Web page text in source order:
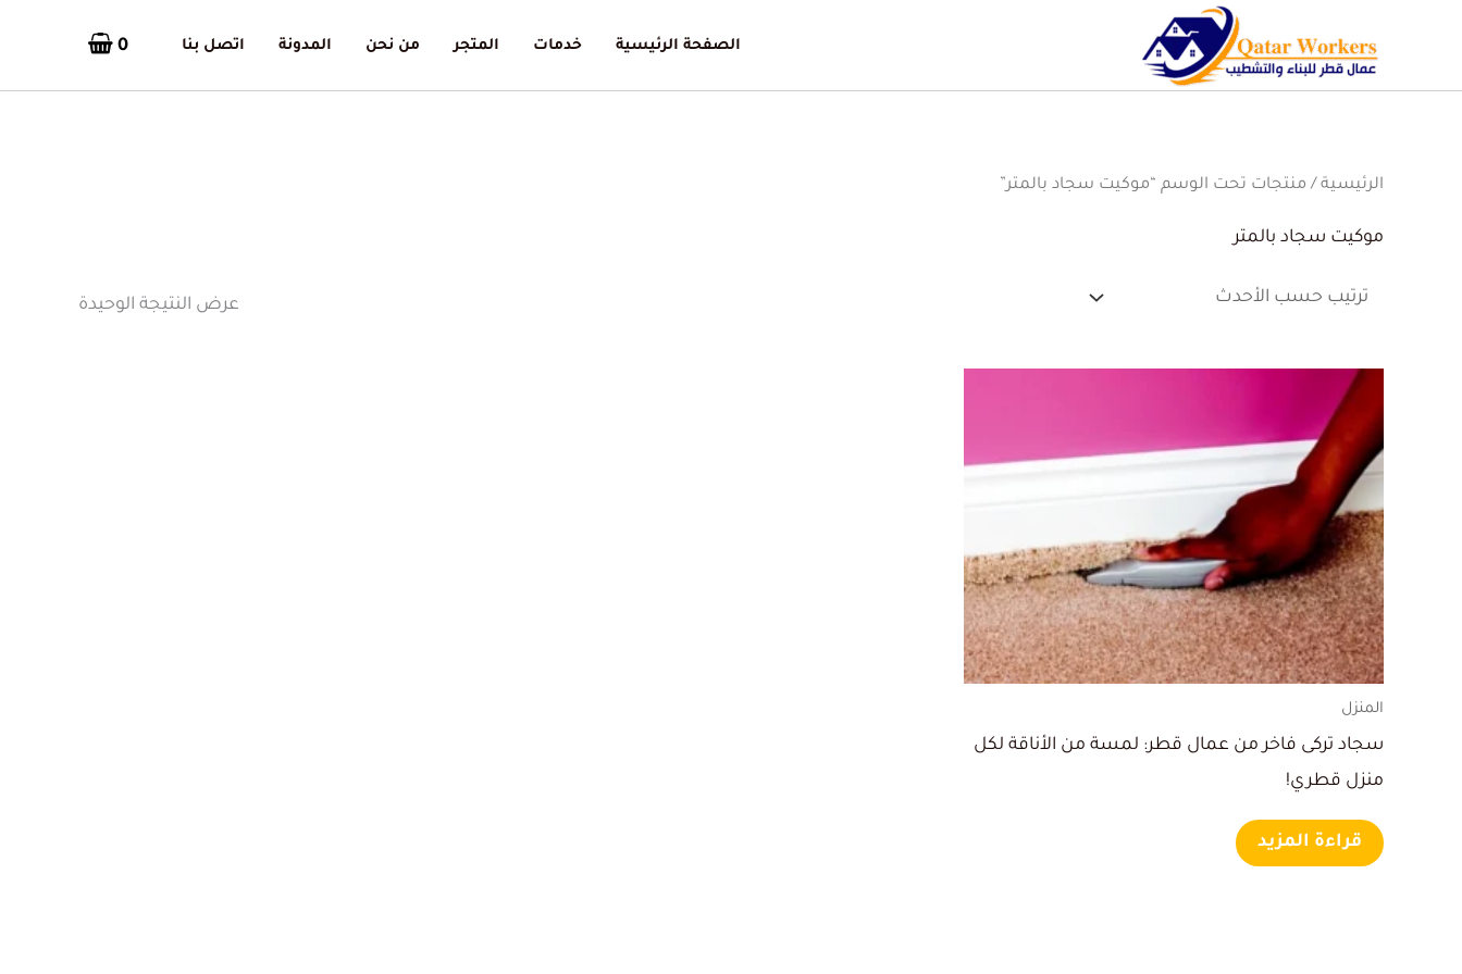
الصفحة الرئيسية خدمات المتجر من نحن المدونة اتصل بنا 0
الرئيسية / منتجات تحت الوسم “موكيت سجاد بالمتر”
موكيت سجاد بالمتر
عرض النتيجة الوحيدة
المنزل
سجاد تركى فاخر من عمال قطر: لمسة من الأناقة لكل
منزل قطري!
قراءة المزيد